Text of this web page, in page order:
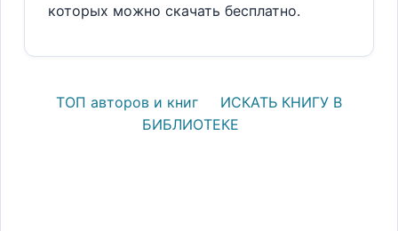
которых можно скачать бесплатно.
ТОП авторов и книг
ИСКАТЬ КНИГУ В
БИБЛИОТЕКЕ